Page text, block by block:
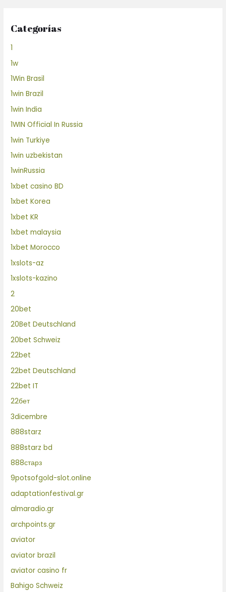
Categorías
1
1w
1Win Brasil
1win Brazil
1win India
1WIN Official In Russia
1win Turkiye
1win uzbekistan
1winRussia
1xbet casino BD
1xbet Korea
1xbet KR
1xbet malaysia
1xbet Morocco
1xslots-az
1xslots-kazino
2
20bet
20Bet Deutschland
20bet Schweiz
22bet
22bet Deutschland
22bet IT
22бет
3dicembre
888starz
888starz bd
888старз
9potsofgold-slot.online
adaptationfestival.gr
almaradio.gr
archpoints.gr
aviator
aviator brazil
aviator casino fr
Bahigo Schweiz